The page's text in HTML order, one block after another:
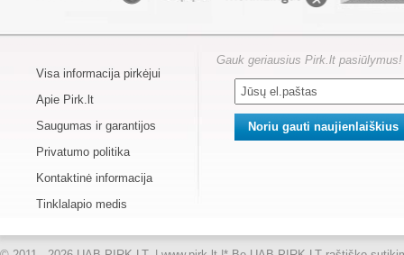
Visa informacija pirkėjui
Apie Pirk.lt
Saugumas ir garantijos
Privatumo politika
Kontaktinė informacija
Tinklalapio medis
Gauk geriausius Pirk.lt pasiūlymus!